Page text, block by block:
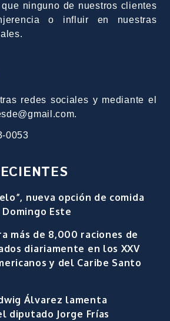
ninguno de nuestros clientes
o influir en nuestras
redes sociales y mediante el
0053
nueva opción de comida
Este
más de 8,000 raciones de
diariamente en los XXV
y del Caribe Santo
Álvarez lamenta
diputado Jorge Frías